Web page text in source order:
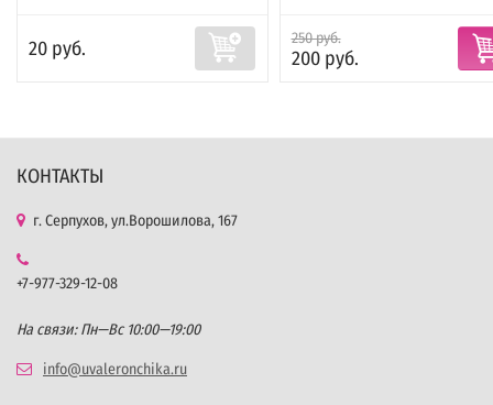
20 руб. 250 руб.
200 руб.
КОНТАКТЫ
г. Серпухов, ул.Ворошилова, 167
+7-977-329-12-08
На связи: Пн—Вс 10:00—19:00
info@uvaleronchika.ru